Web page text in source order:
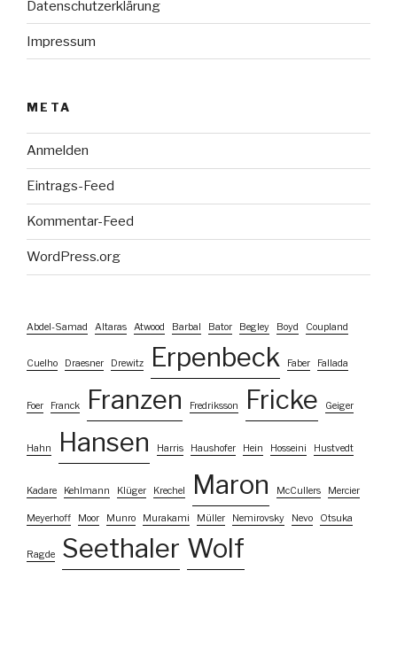
Datenschutzerklärung
Impressum
META
Anmelden
Eintrags-Feed
Kommentar-Feed
WordPress.org
Abdel-Samad Altaras Atwood Barbal Bator Begley Boyd Coupland
Cuelho Draesner Drewitz Erpenbeck Faber Fallada
Foer Franck Franzen Fredriksson Fricke Geiger
Hahn Hansen Harris Haushofer Hein Hosseini Hustvedt
Kadare Kehlmann Klüger Krechel Maron McCullers Mercier
Meyerhoff Moor Munro Murakami Müller Nemirovsky Nevo Otsuka
Ragde Seethaler Wolf